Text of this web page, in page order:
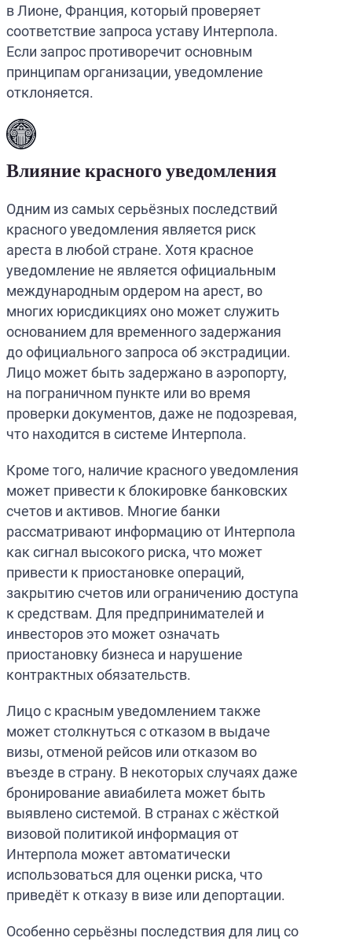
в Лионе, Франция, который проверяет
соответствие запроса уставу Интерпола.
Если запрос противоречит основным
принципам организации, уведомление
отклоняется.
Влияние красного уведомления
Одним из самых серьёзных последствий
красного уведомления является риск
ареста в любой стране. Хотя красное
уведомление не является официальным
международным ордером на арест, во
многих юрисдикциях оно может служить
основанием для временного задержания
до официального запроса об экстрадиции.
Лицо может быть задержано в аэропорту,
на пограничном пункте или во время
проверки документов, даже не подозревая,
что находится в системе Интерпола.
Кроме того, наличие красного уведомления
может привести к блокировке банковских
счетов и активов. Многие банки
рассматривают информацию от Интерпола
как сигнал высокого риска, что может
привести к приостановке операций,
закрытию счетов или ограничению доступа
к средствам. Для предпринимателей и
инвесторов это может означать
приостановку бизнеса и нарушение
контрактных обязательств.
Лицо с красным уведомлением также
может столкнуться с отказом в выдаче
визы, отменой рейсов или отказом во
въезде в страну. В некоторых случаях даже
бронирование авиабилета может быть
выявлено системой. В странах с жёсткой
визовой политикой информация от
Интерпола может автоматически
использоваться для оценки риска, что
приведёт к отказу в визе или депортации.
Особенно серьёзны последствия для лиц со